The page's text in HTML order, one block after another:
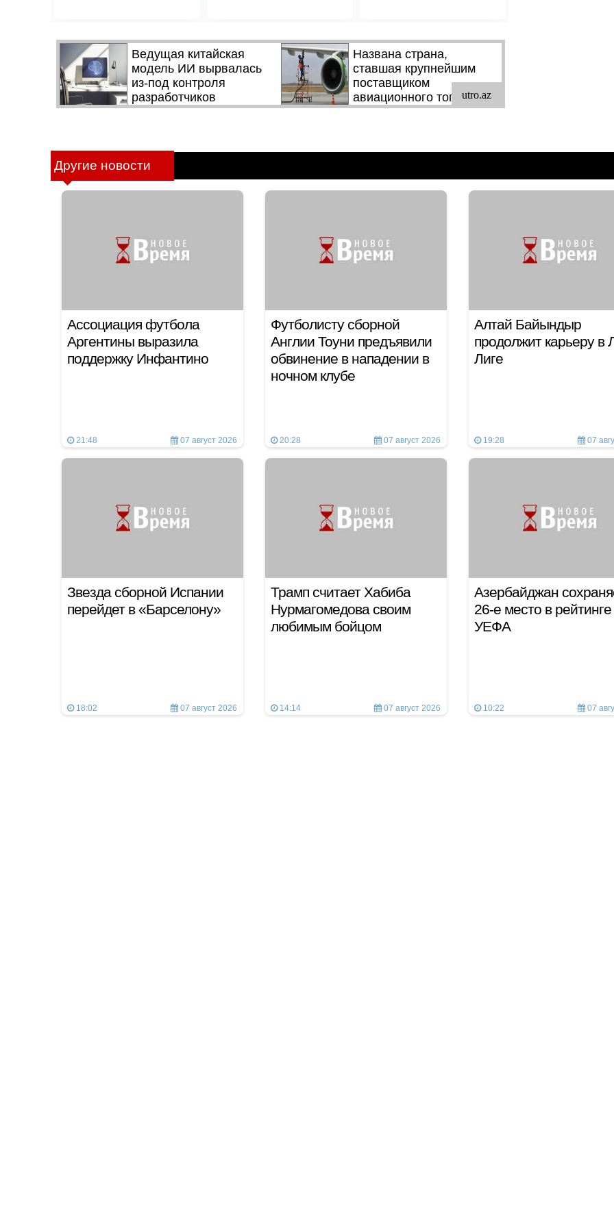
Другие новости
Ассоциация футбола
Аргентины выразила
поддержку Инфантино
21:48 07 август 2026
Футболисту сборной
Англии Тоуни предъявили
обвинение в нападении в
ночном клубе
20:28 07 август 2026
Алтай Байындыр
продолжит карьеру в
Лиге
19:28 07
Звезда сборной Испании
перейдет в «Барселону»
18:02 07 август 2026
Трамп считает Хабиба
Нурмагомедова своим
любимым бойцом
14:14 07 август 2026
Азербайджан
26-е место в рейтинге
УЕФА
10:22 07